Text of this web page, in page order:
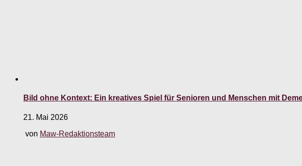
Bild ohne Kontext: Ein kreatives Spiel für Senioren und Menschen mit
21. Mai 2026
von Maw-Redaktionsteam